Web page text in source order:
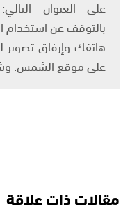
بالتوقف عن استخدام
هاتفك وإرفاق
على موقع الشمس.
مقالات ذات علاقة